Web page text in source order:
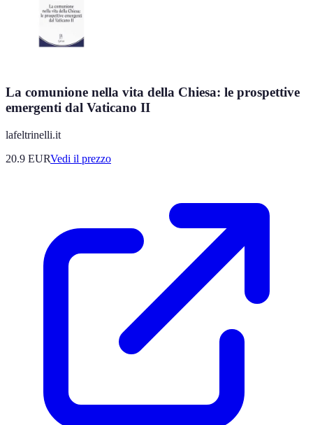
La comunione nella vita della Chiesa: le prospettive
emergenti dal Vaticano II
lafeltrinelli.it
20.9 EURVedi il prezzo